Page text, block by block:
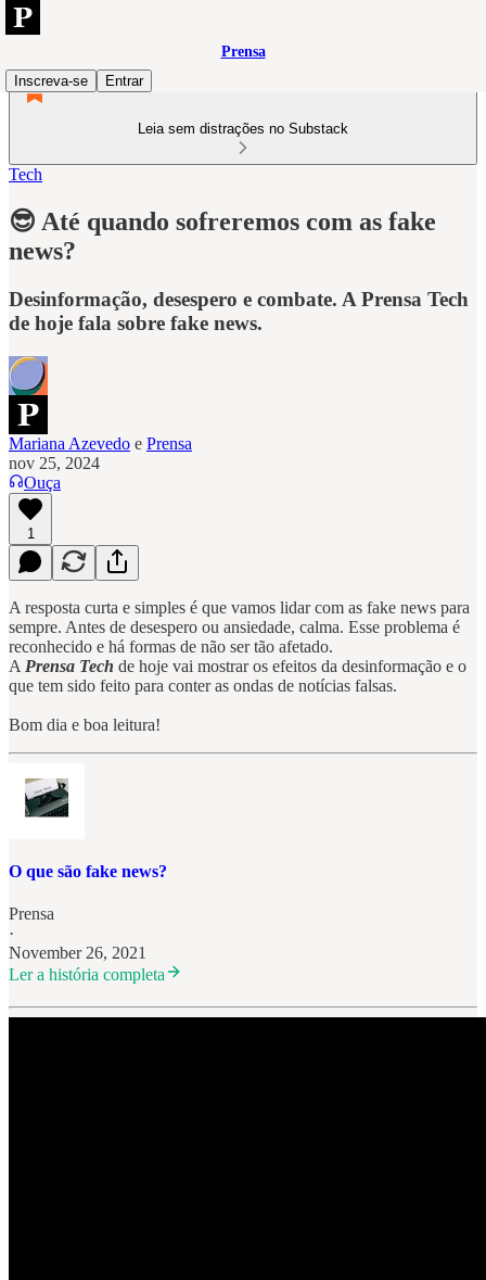
Prensa
Inscreva-se
Entrar
Leia sem distrações no Substack
Tech
😎 Até quando sofreremos com as fake
news?
Desinformação, desespero e combate. A Prensa Tech
de hoje fala sobre fake news.
Mariana Azevedo e Prensa
nov 25, 2024
Ouça
1
A resposta curta e simples é que vamos lidar com as fake news para
sempre. Antes de desespero ou ansiedade, calma. Esse problema é
reconhecido e há formas de não ser tão afetado.
A Prensa Tech de hoje vai mostrar os efeitos da desinformação e o
que tem sido feito para conter as ondas de notícias falsas.
Bom dia e boa leitura!
O que são fake news?
Prensa
·
November 26, 2021
Ler a história completa